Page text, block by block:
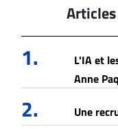
1.
L'IA et
Anne
2. Une